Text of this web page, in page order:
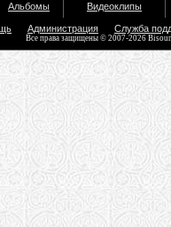
Альбомы Видеоклипы
Администрация Служба
Все права защищены © 2007-2026